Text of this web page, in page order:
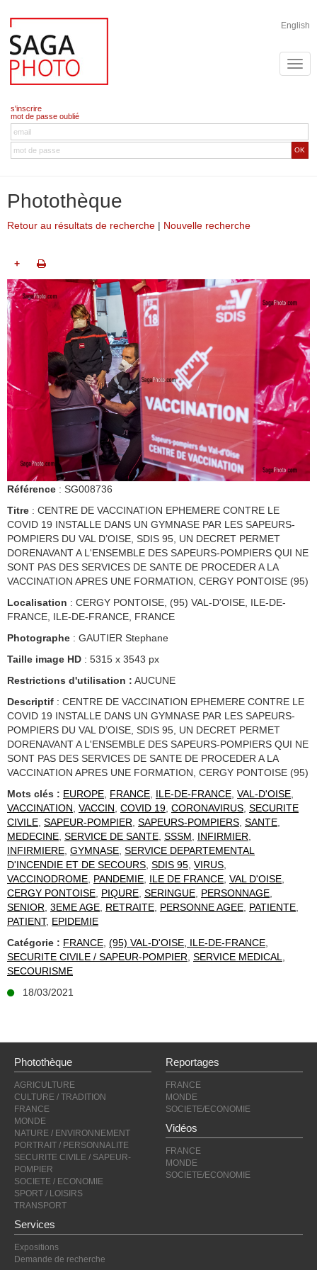
English
s'inscrire
mot de passe oublié
OK
Photothèque
Retour au résultats de recherche | Nouvelle recherche
+
Référence : SG008736
Titre : CENTRE DE VACCINATION EPHEMERE CONTRE LE
COVID 19 INSTALLE DANS UN GYMNASE PAR LES SAPEURS-
POMPIERS DU VAL D’OISE, SDIS 95, UN DECRET PERMET
DORENAVANT A L'ENSEMBLE DES SAPEURS-POMPIERS QUI NE
SONT PAS DES SERVICES DE SANTE DE PROCEDER A LA
VACCINATION APRES UNE FORMATION, CERGY PONTOISE (95)
Localisation : CERGY PONTOISE, (95) VAL-D'OISE, ILE-DE-
FRANCE, ILE-DE-FRANCE, FRANCE
Photographe : GAUTIER Stephane
Taille image HD : 5315 x 3543 px
Restrictions d'utilisation : AUCUNE
Descriptif : CENTRE DE VACCINATION EPHEMERE CONTRE LE
COVID 19 INSTALLE DANS UN GYMNASE PAR LES SAPEURS-
POMPIERS DU VAL D’OISE, SDIS 95, UN DECRET PERMET
DORENAVANT A L'ENSEMBLE DES SAPEURS-POMPIERS QUI NE
SONT PAS DES SERVICES DE SANTE DE PROCEDER A LA
VACCINATION APRES UNE FORMATION, CERGY PONTOISE (95)
Mots clés : EUROPE, FRANCE, ILE-DE-FRANCE, VAL-D'OISE,
VACCINATION, VACCIN, COVID 19, CORONAVIRUS, SECURITE
CIVILE, SAPEUR-POMPIER, SAPEURS-POMPIERS, SANTE,
MEDECINE, SERVICE DE SANTE, SSSM, INFIRMIER,
INFIRMIERE, GYMNASE, SERVICE DEPARTEMENTAL
D'INCENDIE ET DE SECOURS, SDIS 95, VIRUS,
VACCINODROME, PANDEMIE, ILE DE FRANCE, VAL D'OISE,
CERGY PONTOISE, PIQURE, SERINGUE, PERSONNAGE,
SENIOR, 3EME AGE, RETRAITE, PERSONNE AGEE, PATIENTE,
PATIENT, EPIDEMIE
Catégorie : FRANCE, (95) VAL-D'OISE, ILE-DE-FRANCE,
SECURITE CIVILE / SAPEUR-POMPIER, SERVICE MEDICAL,
SECOURISME
18/03/2021
Photothèque
AGRICULTURE
CULTURE / TRADITION
FRANCE
MONDE
NATURE / ENVIRONNEMENT
PORTRAIT / PERSONNALITE
SECURITE CIVILE / SAPEUR-
POMPIER
SOCIETE / ECONOMIE
SPORT / LOISIRS
TRANSPORT
Reportages
FRANCE
MONDE
SOCIETE/ECONOMIE
Vidéos
FRANCE
MONDE
SOCIETE/ECONOMIE
Services
Expositions
Demande de recherche